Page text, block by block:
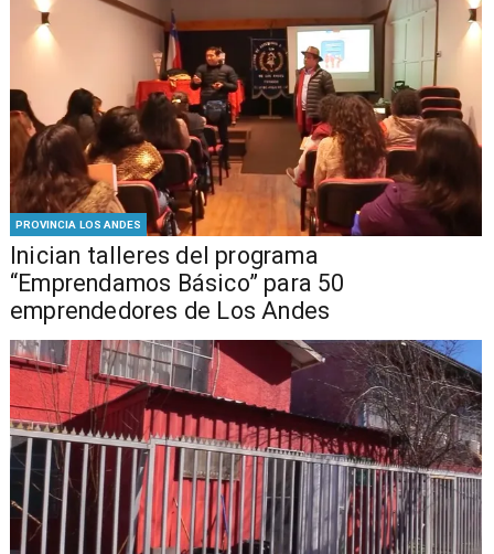
PROVINCIA LOS ANDES
Inician talleres del programa
“Emprendamos Básico” para 50
emprendedores de Los Andes